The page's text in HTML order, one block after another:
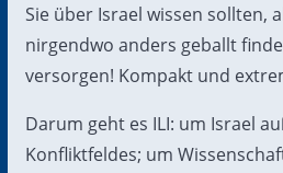
Sie über Israel wissen sollten,
nirgendwo anders geballt
versorgen! Kompakt und
Darum geht es ILI: um Israel
Konfliktfeldes; um